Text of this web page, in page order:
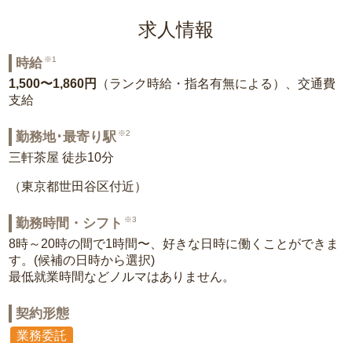
求人情報
時給 ※1
1,500〜1,860円
（ランク時給・指名有無による）、交通費
支給
勤務地･最寄り駅 ※2
三軒茶屋 徒歩10分
（東京都世田谷区付近）
勤務時間・シフト ※3
8時～20時の間で1時間〜、好きな日時に働くことができま
す。(候補の日時から選択)
最低就業時間などノルマはありません。
契約形態
業務委託